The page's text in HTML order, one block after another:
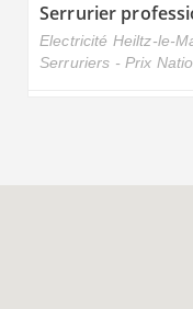
Serrurier
Electricité Heiltz-le-
Serruriers - Prix